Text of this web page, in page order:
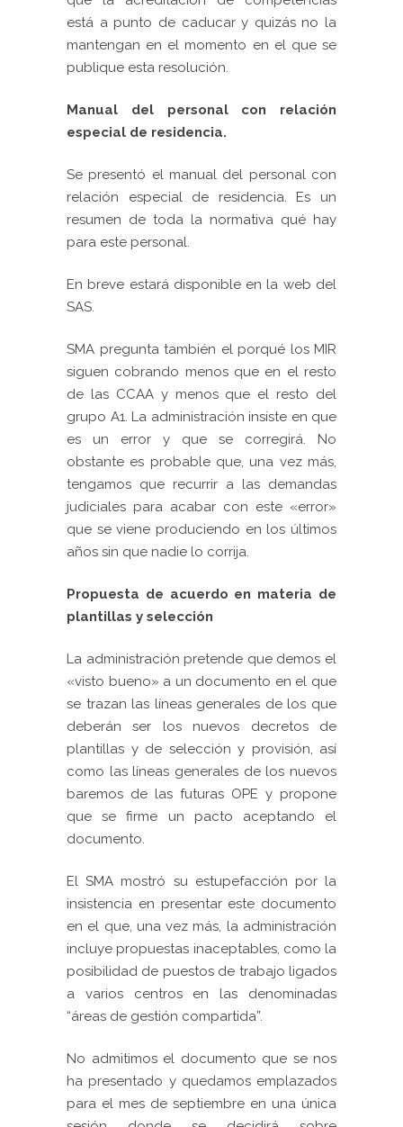
está a punto de caducar y quizás no la
mantengan en el momento en el que se
publique esta resolución.
Manual del personal con relación
especial de residencia.
Se presentó el manual del personal con
relación especial de residencia. Es un
resumen de toda la normativa qué hay
para este personal.
En breve estará disponible en la web del
SAS.
SMA pregunta también el porqué los MIR
siguen cobrando menos que en el resto
de las CCAA y menos que el resto del
grupo A1. La administración insiste en que
es un error y que se corregirá. No
obstante es probable que, una vez más,
tengamos que recurrir a las demandas
judiciales para acabar con este «error»
que se viene produciendo en los últimos
años sin que nadie lo corrija.
Propuesta de acuerdo en materia de
plantillas y selección
La administración pretende que demos el
«visto bueno» a un documento en el que
se trazan las líneas generales de los que
deberán ser los nuevos decretos de
plantillas y de selección y provisión, así
como las líneas generales de los nuevos
baremos de las futuras OPE y propone
que se firme un pacto aceptando el
documento.
El SMA mostró su estupefacción por la
insistencia en presentar este documento
en el que, una vez más, la administración
incluye propuestas inaceptables, como la
posibilidad de puestos de trabajo ligados
a varios centros en las denominadas
“áreas de gestión compartida”.
No admitimos el documento que se nos
ha presentado y quedamos emplazados
para el mes de septiembre en una única